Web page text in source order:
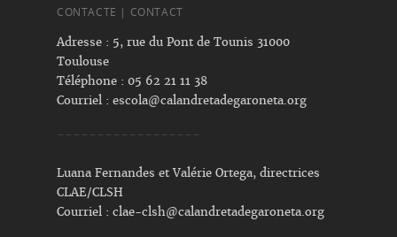
CONTACTE | CONTACT
Adresse : 5, rue du Pont de Tounis 31000
Toulouse
Téléphone : 05 62 21 11 38
Courriel : escola@calandretadegaroneta.org
------------------
Luana Fernandes et Valérie Ortega, directrices
CLAE/CLSH
Courriel : clae-clsh@calandretadegaroneta.org